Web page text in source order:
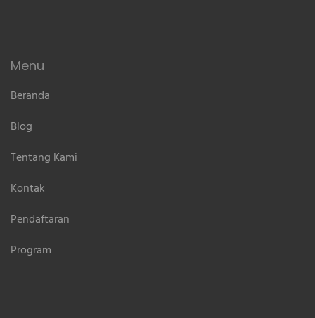
Menu
Beranda
Blog
Tentang Kami
Kontak
Pendaftaran
Program